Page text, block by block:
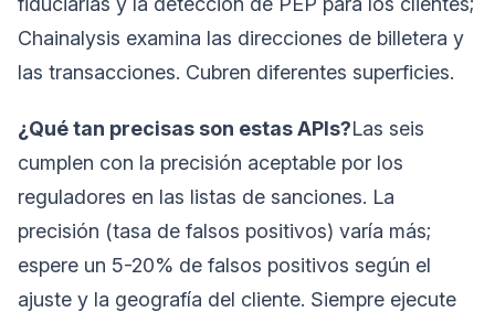
Chainalysis examina las direcciones de billetera y
las transacciones. Cubren diferentes superficies.
¿Qué tan precisas son estas APIs?Las seis
cumplen con la precisión aceptable por los
reguladores en las listas de sanciones. La
precisión (tasa de falsos positivos) varía más;
espere un 5-20% de falsos positivos según el
ajuste y la geografía del cliente. Siempre ejecute